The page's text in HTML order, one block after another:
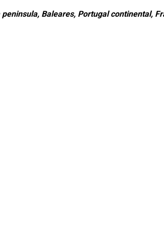
peninsula, Baleares, Portugal continental,